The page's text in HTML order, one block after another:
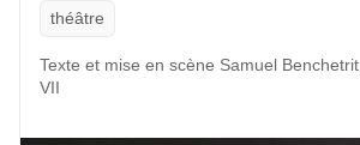
théâtre
Texte et mise en scène Samuel Benchetrit,
VII